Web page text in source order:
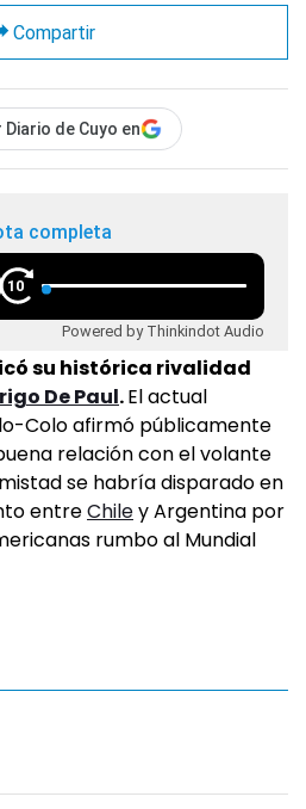
Compartir
de Cuyo en
completa
10
Powered by Thinkindot Audio
su histórica rivalidad
De Paul.El actual
Colo afirmó públicamente
relación con el volante
se habría disparado en
entreChiley Argentina por
rumbo al Mundial